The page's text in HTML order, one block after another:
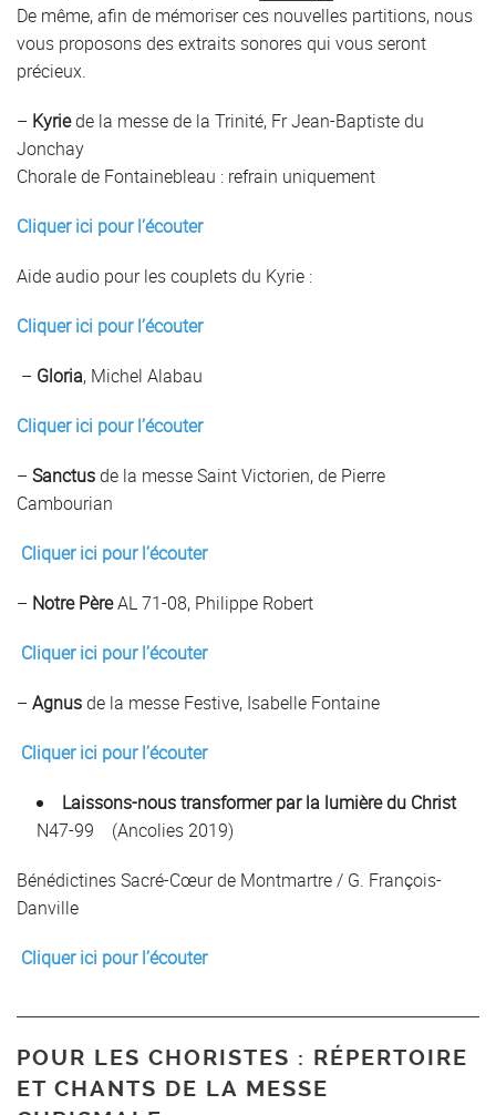
De même, afin de mémoriser ces nouvelles partitions, nous
vous proposons des extraits sonores qui vous seront
précieux.
– Kyriede la messe de la Trinité, Fr Jean-Baptiste du
Jonchay
Chorale de Fontainebleau : refrain uniquement
Cliquer ici pour l’écouter
Aide audio pour les couplets du Kyrie :
Cliquer ici pour l’écouter
– Gloria, Michel Alabau
Cliquer ici pour l’écouter
– Sanctusde la messe Saint Victorien, de Pierre
Cambourian
Cliquer ici pour l’écouter
– Notre PèreAL 71-08, Philippe Robert
Cliquer ici pour l’écouter
– Agnusde la messe Festive, Isabelle Fontaine
Cliquer ici pour l’écouter
Laissons-nous transformer par la lumière du Christ
N47-99 (Ancolies 2019)
Bénédictines Sacré-Cœur de Montmartre / G. François-
Danville
Cliquer ici pour l’écouter
POUR LES CHORISTES : RÉPERTOIRE
ET CHANTS DE LA MESSE